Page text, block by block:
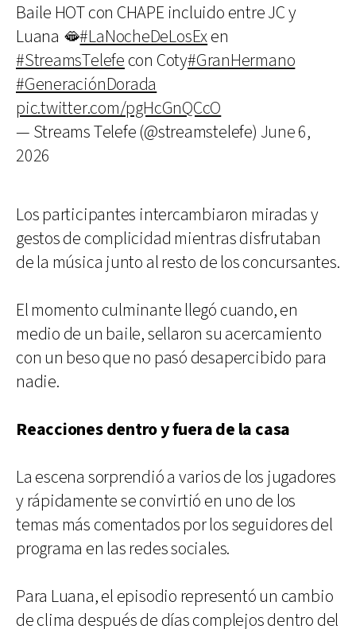
Baile HOT con CHAPE incluido entre JC y
Luana 🫦#LaNocheDeLosExen
#StreamsTelefe con Coty#GranHermano
#GeneraciónDorada
pic.twitter.com/pgHcGnQCcO
— Streams Telefe (@streamstelefe) June 6,
2026
Los participantes intercambiaron miradas y
gestos de complicidad mientras disfrutaban
de la música junto al resto de los concursantes.
El momento culminante llegó cuando, en
medio de un baile, sellaron su acercamiento
con un beso que no pasó desapercibido para
nadie.
Reacciones dentro y fuera de la casa
La escena sorprendió a varios de los jugadores
y rápidamente se convirtió en uno de los
temas más comentados por los seguidores del
programa en las redes sociales.
Para Luana, el episodio representó un cambio
de clima después de días complejos dentro del